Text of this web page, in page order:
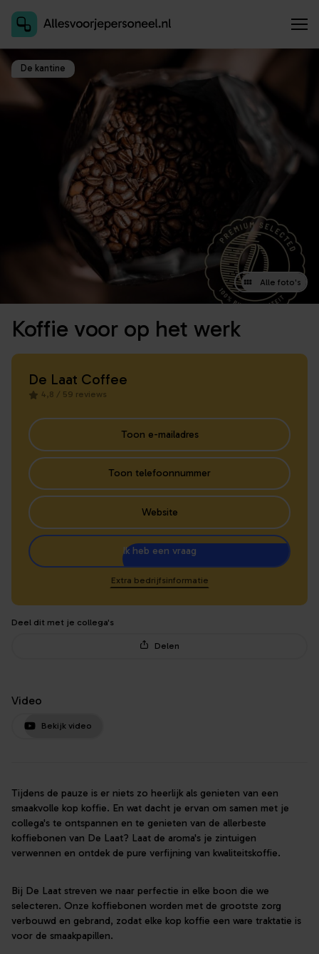
De kantine
Alle foto's
Koffie voor op het werk
Video
Bekijk video
Tijdens de pauze is er niets zo heerlijk als genieten van een
smaakvolle kop koffie. En wat dacht je ervan om samen met je
collega's te ontspannen en te genieten van de allerbeste
koffiebonen van De Laat? Laat de aroma's je zintuigen
verwennen en ontdek de pure verfijning van kwaliteitskoffie.
Bij De Laat streven we naar perfectie in elke boon die we
selecteren. Onze koffiebonen worden met de grootste zorg
verbouwd en gebrand, zodat elke kop koffie een ware traktatie is
voor de smaakpapillen.
De Laat Coffee
4,8 / 59 reviews
Toon e-mailadres
Toon telefoonnummer
Website
Ik heb een vraag
Extra bedrijfsinformatie
Deel dit met je collega's
Delen